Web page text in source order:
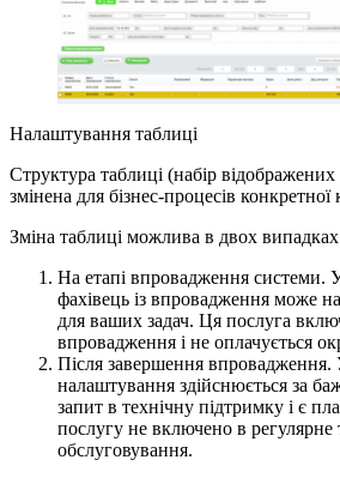
Налаштування таблиці
Структура таблиці (набір
змінена для бізнес-процесів конкретної
Зміна таблиці можлива в двох
На етапі впровадження системи. У
фахівець із впровадження може
для ваших задач. Ця послуга
впровадження і не оплачується
Після завершення
налаштування здійснюється за
запит в технічну підтримку і є
послугу не включено в регулярне
обслуговування.